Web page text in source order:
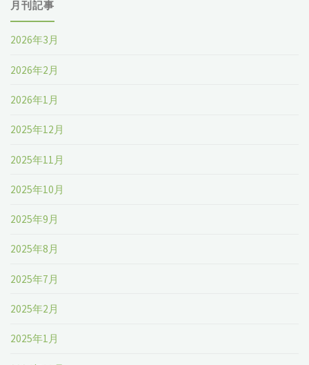
月刊記事
2026年3月
2026年2月
2026年1月
2025年12月
2025年11月
2025年10月
2025年9月
2025年8月
2025年7月
2025年2月
2025年1月